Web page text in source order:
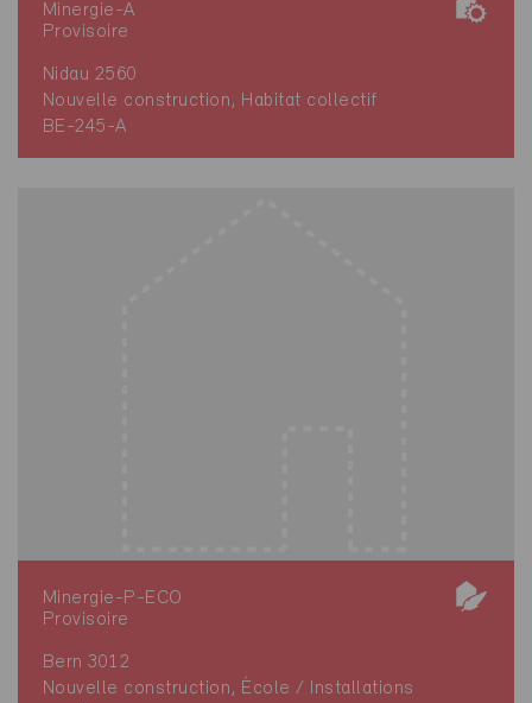
Minergie-A
Provisoire
Nidau 2560
Nouvelle construction, Habitat collectif
BE-245-A
Minergie-P-ECO
Provisoire
Bern 3012
Nouvelle construction, École / Installations